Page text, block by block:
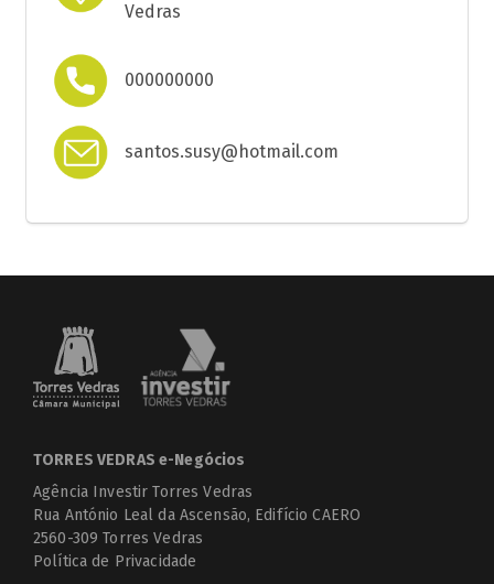
Vedras
000000000
santos.susy@hotmail.com
TORRES VEDRAS e-Negócios
Agência Investir Torres Vedras
Rua António Leal da Ascensão, Edifício CAERO
2560-309 Torres Vedras
Política de Privacidade